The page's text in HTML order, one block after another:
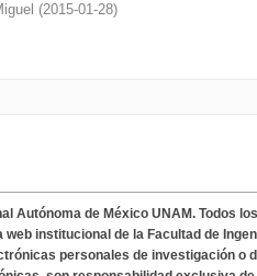
(2015-01-28)
Autónoma de México UNAM. Todos
web institucional de la Facultad de
personales de investigación o